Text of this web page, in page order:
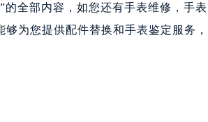
”的全部内容，如您还有手表维修，手表
够为您提供配件替换和手表鉴定服务，